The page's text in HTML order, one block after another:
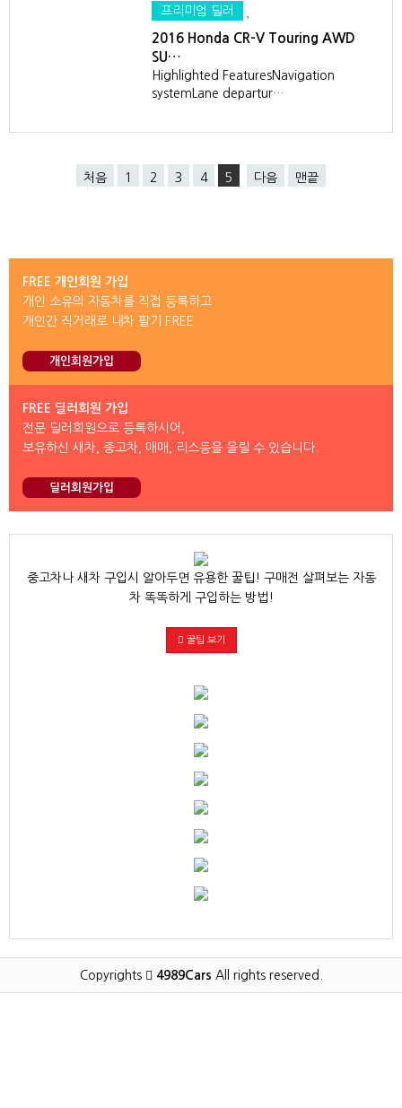
프리미엄 딜러
2016 Honda CR-V Touring AWD
SU…
Highlighted FeaturesNavigation
systemLane departur…
처음 1 2 3 4 5 다음 맨끝
FREE 개인회원 가입
개인 소유의 자동차를 직접 등록하고
개인간 직거래로 내차 팔기 FREE
개인회원가입
FREE 딜러회원 가입
전문 딜러회원으로 등록하시어,
보유하신 새차, 중고차, 매매, 리스등을 올릴 수 있습니다.
딜러회원가입
중고차나 새차 구입시 알아두면 유용한 꿀팁! 구매전 살펴보는 자동
차 똑똑하게 구입하는 방법!
꿀팁 보기
Copyrights 4989Cars All rights reserved.